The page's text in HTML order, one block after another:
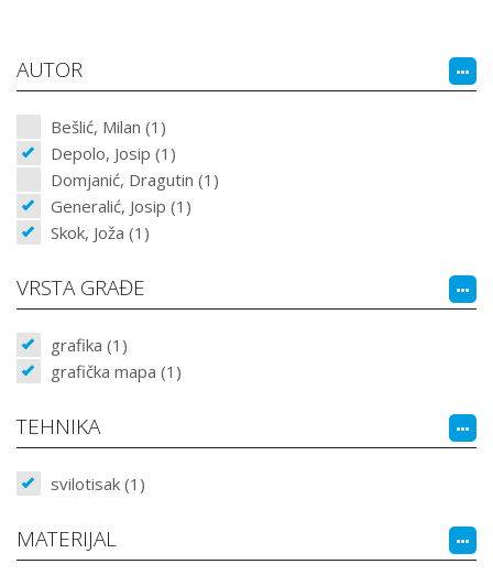
AUTOR
Bešlić, Milan (1)
Depolo, Josip (1)
Domjanić, Dragutin (1)
Generalić, Josip (1)
Skok, Joža (1)
VRSTA GRAĐE
grafika (1)
grafička mapa (1)
TEHNIKA
svilotisak (1)
MATERIJAL